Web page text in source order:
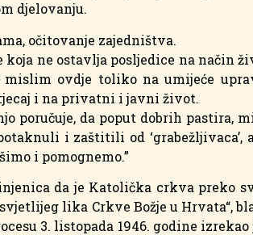
djelovanju.
očitovanje zajedništva.
ne ostavlja posljedice na način
ovdje toliko na umijeće
i na privatni i javni život.
poručuje, da poput dobrih pastira,
i zaštitili od ‘grabežljivaca’,
i pomognemo.”
da je Katolička crkva preko
lika Crkve Božje u Hrvata“,
3. listopada 1946. godine